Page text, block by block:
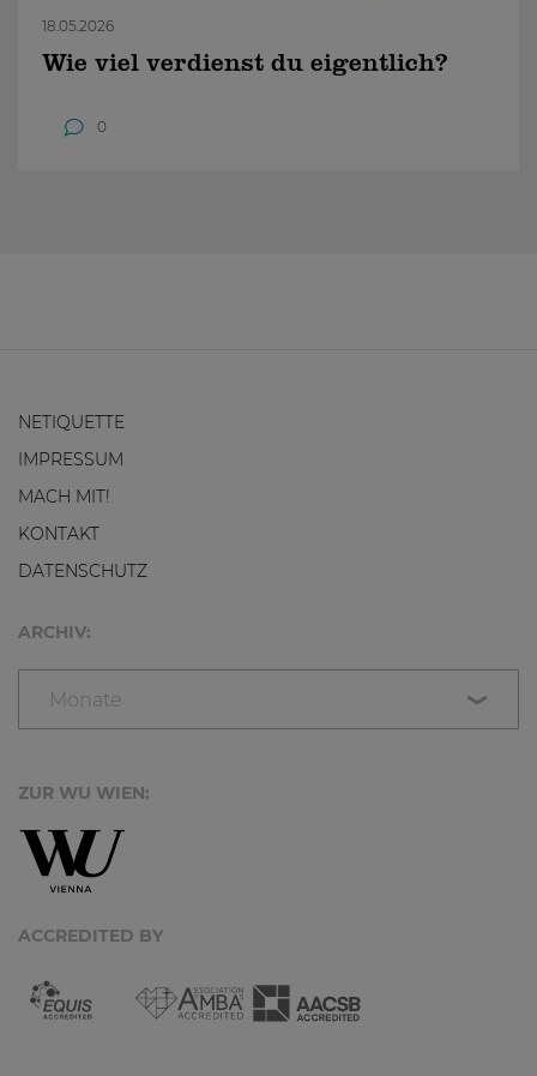
18.05.2026
Wie viel verdienst du eigentlich?
0
NETIQUETTE
IMPRESSUM
MACH MIT!
KONTAKT
DATENSCHUTZ
ARCHIV:
Monate
ZUR WU WIEN:
ACCREDITED BY